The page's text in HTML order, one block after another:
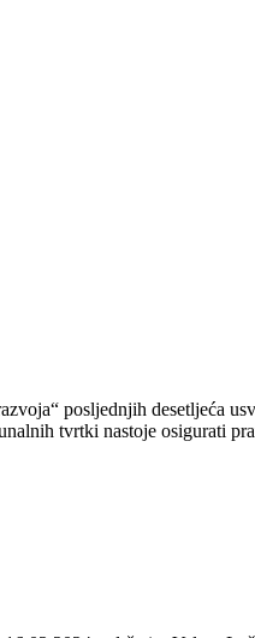
posljednjih desetljeća
tvrtki nastoje osigurati